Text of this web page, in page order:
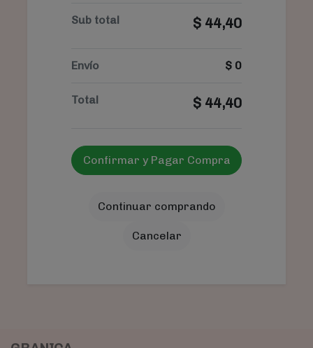
Sub total $ 44,40
Envío $ 0
Total $ 44,40
Confirmar y Pagar Compra
Continuar comprando
Cancelar